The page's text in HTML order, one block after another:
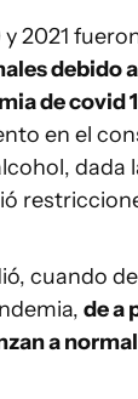
2021
debido
de covid
en el
dada
cuando
de a
a